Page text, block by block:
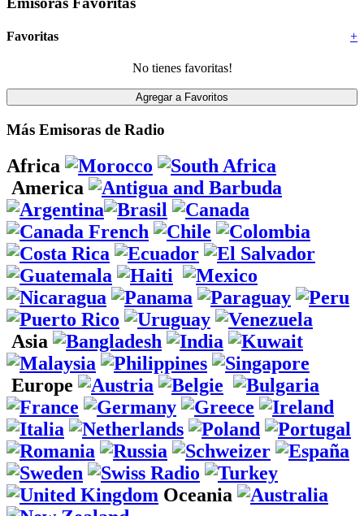
+
Favoritas
No tienes favoritas!
Más Emisoras de Radio
Africa
America
Asia
Europe
Oceania